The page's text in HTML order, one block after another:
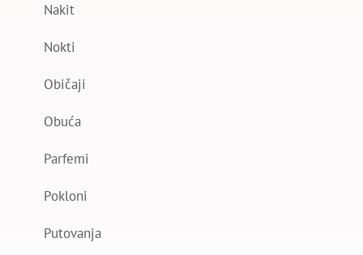
Nakit
Nokti
Običaji
Obuća
Parfemi
Pokloni
Putovanja